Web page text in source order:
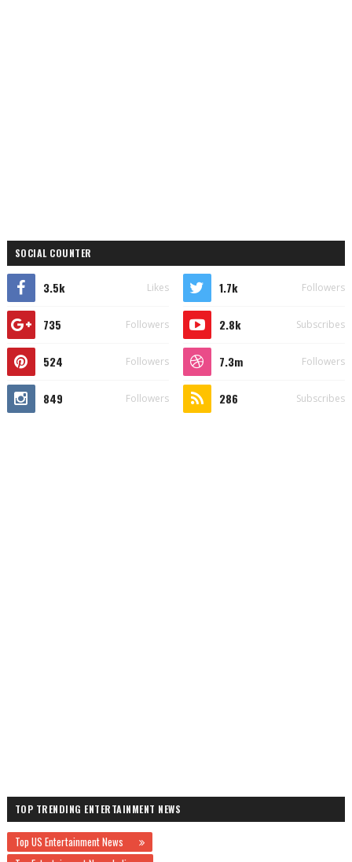
SOCIAL COUNTER
3.5k Likes 1.7k Followers
735 Followers 2.8k Subscribes
524 Followers 7.3m Followers
849 Followers 286 Subscribes
TOP TRENDING ENTERTAINMENT NEWS
Top US Entertainment News